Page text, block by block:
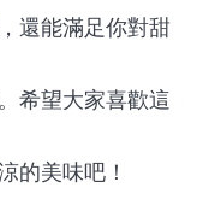
還能滿足你對甜
希望大家喜歡這
的美味吧！